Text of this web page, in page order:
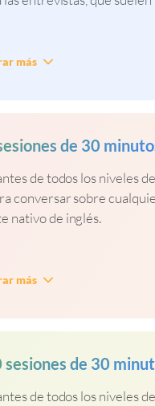
más
de 30
de todos los niveles de
conversar sobre
nativo de inglés.
más
sesiones de 30
de todos los niveles de